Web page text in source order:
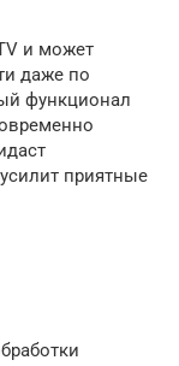
и может
даже по
функционал
приятные